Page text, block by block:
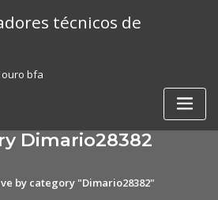
técnicos de
bfa
Dimario28382
by category "Dimario28382"